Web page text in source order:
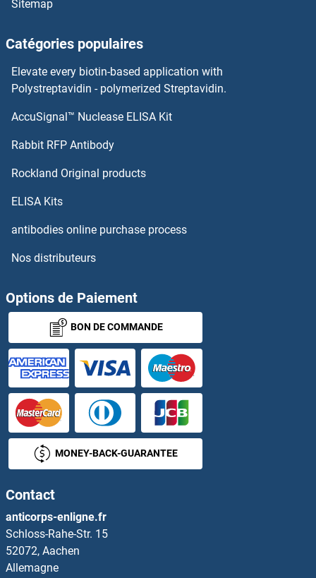
Sitemap
Catégories populaires
Elevate every biotin-based application with
Polystreptavidin - polymerized Streptavidin.
AccuSignal™ Nuclease ELISA Kit
Rabbit RFP Antibody
Rockland Original products
ELISA Kits
antibodies online purchase process
Nos distributeurs
Options de Paiement
BON DE COMMANDE
MONEY-BACK-GUARANTEE
Contact
anticorps-enligne.fr
Schloss-Rahe-Str. 15
52072, Aachen
Allemagne